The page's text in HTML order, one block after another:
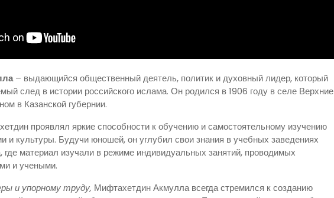
– выдающийся общественный деятель, политик и духовный лидер, который
след в истории российского ислама. Он родился в 1906 году в селе Верхние
в Казанской губернии.
проявлял яркие способности к обучению и самостоятельному изучению
и культуры. Будучи юношей, он углубил свои знания в учебных заведениях
где материал изучали в режиме индивидуальных занятий, проводимых
и учеными.
и упорному труду, Мифтахетдин Акмулла всегда стремился к созданию